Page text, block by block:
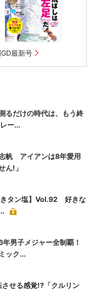
GD最新号
るだけの時代は、もう終
ー...
志帆 アイアンは8年愛用
ん!」
きタン塩】Vol.92 好きな
男子メジャー全制覇！
ック...
せる感覚!?「クルリン